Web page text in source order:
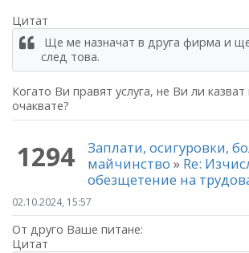
Цитат
Ще ме назначат в друга фирма и
след това.
Когато Ви правят услуга, не Ви ли казват
очаквате?
1294
Заплати, осигуровки,
майчинство» Re:
обезщетение на
02.10.2024, 15:57
От друго Ваше питане:
Цитат